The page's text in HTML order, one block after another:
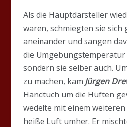
Als die Hauptdarsteller
waren, schmiegten sie sich
aneinander und sangen
die Umgebungstemperatur
sondern sie selber auch.
zu machen, kam Jürgen
Handtuch um die Hüften
wedelte mit einem
heiße Luft umher. Er